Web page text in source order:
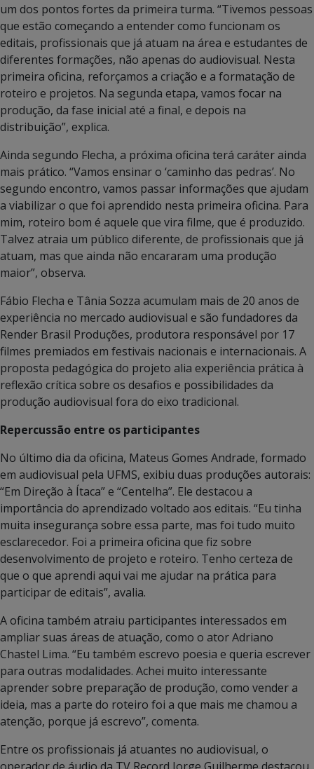
um dos pontos fortes da primeira turma. “Tivemos pessoas
que estão começando a entender como funcionam os
editais, profissionais que já atuam na área e estudantes de
diferentes formações, não apenas do audiovisual. Nesta
primeira oficina, reforçamos a criação e a formatação de
roteiro e projetos. Na segunda etapa, vamos focar na
produção, da fase inicial até a final, e depois na
distribuição”, explica.
Ainda segundo Flecha, a próxima oficina terá caráter ainda
mais prático. “Vamos ensinar o ‘caminho das pedras’. No
segundo encontro, vamos passar informações que ajudam
a viabilizar o que foi aprendido nesta primeira oficina. Para
mim, roteiro bom é aquele que vira filme, que é produzido.
Talvez atraia um público diferente, de profissionais que já
atuam, mas que ainda não encararam uma produção
maior”, observa.
Fábio Flecha e Tânia Sozza acumulam mais de 20 anos de
experiência no mercado audiovisual e são fundadores da
Render Brasil Produções, produtora responsável por 17
filmes premiados em festivais nacionais e internacionais. A
proposta pedagógica do projeto alia experiência prática à
reflexão crítica sobre os desafios e possibilidades da
produção audiovisual fora do eixo tradicional.
Repercussão entre os participantes
No último dia da oficina, Mateus Gomes Andrade, formado
em audiovisual pela UFMS, exibiu duas produções autorais:
“Em Direção à Ítaca” e “Centelha”. Ele destacou a
importância do aprendizado voltado aos editais. “Eu tinha
muita insegurança sobre essa parte, mas foi tudo muito
esclarecedor. Foi a primeira oficina que fiz sobre
desenvolvimento de projeto e roteiro. Tenho certeza de
que o que aprendi aqui vai me ajudar na prática para
participar de editais”, avalia.
A oficina também atraiu participantes interessados em
ampliar suas áreas de atuação, como o ator Adriano
Chastel Lima. “Eu também escrevo poesia e queria escrever
para outras modalidades. Achei muito interessante
aprender sobre preparação de produção, como vender a
ideia, mas a parte do roteiro foi a que mais me chamou a
atenção, porque já escrevo”, comenta.
Entre os profissionais já atuantes no audiovisual, o